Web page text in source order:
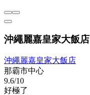
沖繩麗嘉皇家大飯店
沖繩麗嘉皇家大飯店
那霸市中心
9.6/10
好極了